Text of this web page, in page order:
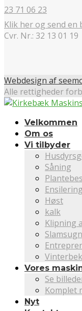
23 71 06 23
Klik her og send en
Cvr. Nr.: 32 13 01 19
Webdesign af
Alle rettigheder
Velkommen
Om os
Vi tilbyder
Såning
Ensilering
Høst
kalk
Klipning
Vores
Se
Komplet
Nyt